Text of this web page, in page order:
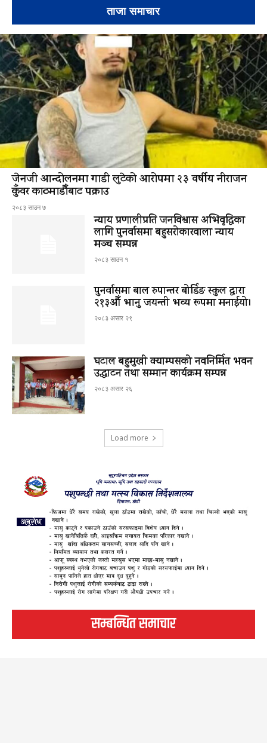
ताजा समाचार
जेनजी आन्दोलनमा गाडी लुटेको आरोपमा २३ वर्षीय नीराजन
कुँवर काठमाडौँबाट पक्राउ
२०८३ साउन ७
न्याय प्रणालीप्रति जनविश्वास अभिवृद्धिका
लागि पुनर्वासमा बहुसरोकारवाला न्याय
मञ्च सम्पन्न
२०८३ साउन १
पुनर्वासमा बाल रुपान्तर बोर्डिङ स्कुल द्धारा
२१३औँ भानु जयन्ती भव्य रूपमा मनाईयो।
२०८३ असार २९
घटाल बहुमुखी क्याम्पसको नवनिर्मित भवन
उद्घाटन तथा सम्मान कार्यक्रम सम्पन्न
२०८३ असार २६
Load more
सम्बन्धित समाचार